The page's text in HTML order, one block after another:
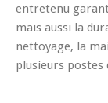
entretenu
mais aussi la
nettoyage, la
plusieurs postes